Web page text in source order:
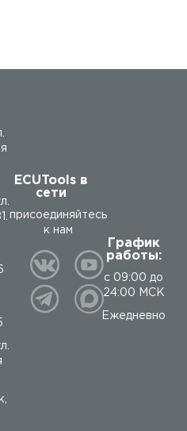
ECUTools в
сети
присоединяйтесь
к нам
График
работы:
с 09:00 до
24:00 МСК
Ежедневно